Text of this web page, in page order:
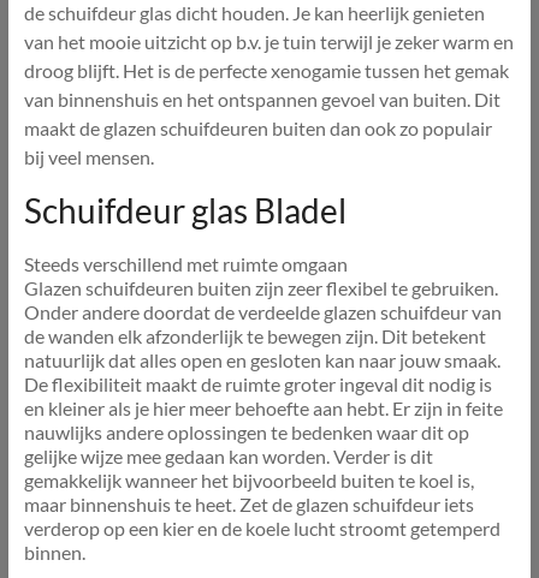
de schuifdeur glas dicht houden. Je kan heerlijk genieten
van het mooie uitzicht op b.v. je tuin terwijl je zeker warm en
droog blijft. Het is de perfecte xenogamie tussen het gemak
van binnenshuis en het ontspannen gevoel van buiten. Dit
maakt de glazen schuifdeuren buiten dan ook zo populair
bij veel mensen.
Schuifdeur glas Bladel
Steeds verschillend met ruimte omgaan
Glazen schuifdeuren buiten zijn zeer flexibel te gebruiken.
Onder andere doordat de verdeelde glazen schuifdeur van
de wanden elk afzonderlijk te bewegen zijn. Dit betekent
natuurlijk dat alles open en gesloten kan naar jouw smaak.
De flexibiliteit maakt de ruimte groter ingeval dit nodig is
en kleiner als je hier meer behoefte aan hebt. Er zijn in feite
nauwlijks andere oplossingen te bedenken waar dit op
gelijke wijze mee gedaan kan worden. Verder is dit
gemakkelijk wanneer het bijvoorbeeld buiten te koel is,
maar binnenshuis te heet. Zet de glazen schuifdeur iets
verderop op een kier en de koele lucht stroomt getemperd
binnen.